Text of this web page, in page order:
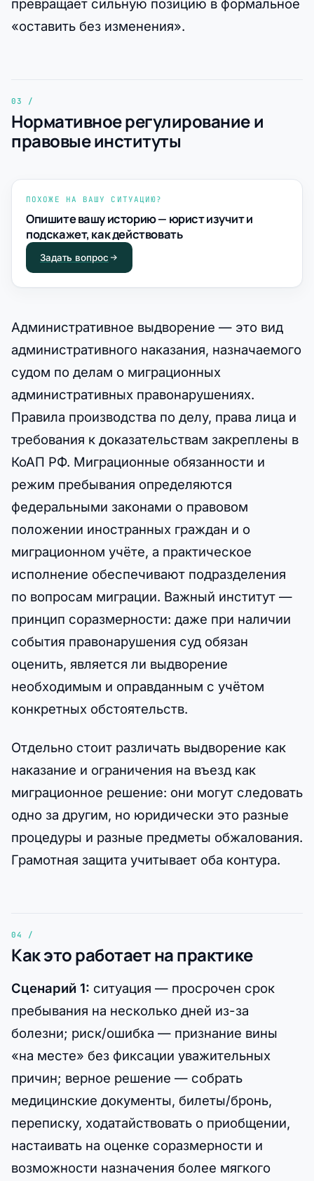
превращает сильную позицию в формальное
«оставить без изменения».
Нормативное регулирование и
правовые институты
ПОХОЖЕ НА ВАШУ СИТУАЦИЮ?
Опишите вашу историю — юрист изучит и
подскажет, как действовать
Задать вопрос
Административное выдворение — это вид
административного наказания, назначаемого
судом по делам о миграционных
административных правонарушениях.
Правила производства по делу, права лица и
требования к доказательствам закреплены в
КоАП РФ. Миграционные обязанности и
режим пребывания определяются
федеральными законами о правовом
положении иностранных граждан и о
миграционном учёте, а практическое
исполнение обеспечивают подразделения
по вопросам миграции. Важный институт —
принцип соразмерности: даже при наличии
события правонарушения суд обязан
оценить, является ли выдворение
необходимым и оправданным с учётом
конкретных обстоятельств.
Отдельно стоит различать выдворение как
наказание и ограничения на въезд как
миграционное решение: они могут следовать
одно за другим, но юридически это разные
процедуры и разные предметы обжалования.
Грамотная защита учитывает оба контура.
Как это работает на практике
Сценарий 1: ситуация — просрочен срок
пребывания на несколько дней из-за
болезни; риск/ошибка — признание вины
«на месте» без фиксации уважительных
причин; верное решение — собрать
медицинские документы, билеты/бронь,
переписку, ходатайствовать о приобщении,
настаивать на оценке соразмерности и
возможности назначения более мягкого